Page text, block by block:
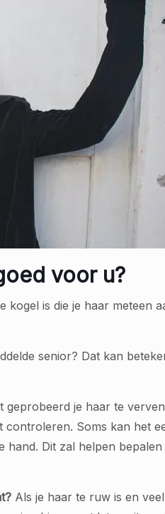
voor u?
kogel is die je haar
senior? Dat kan
geprobeerd je haar te
Soms kan het
hand. Dit zal helpen
Als je haar te ruw is en